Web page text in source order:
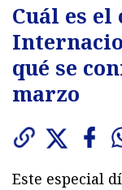
Cuál es
qué se
marzo
Este especial